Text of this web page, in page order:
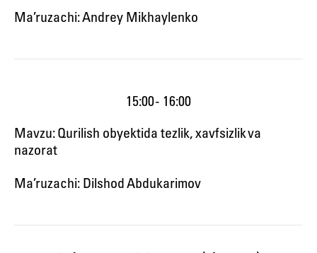
Ma’ruzachi: Andrey Mikhaylenko
15:00 - 16:00
Mavzu: Qurilish obyektida tezlik, xavfsizlik va
nazorat
Ma’ruzachi: Dilshod Abdukarimov